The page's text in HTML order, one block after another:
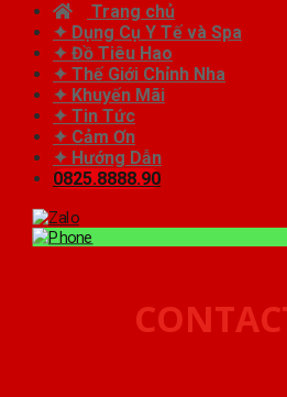
Trang chủ
✦ Dụng Cụ Y Tế và Spa
✦ Đồ Tiêu Hao
✦ Thế Giới Chỉnh Nha
✦ Khuyến Mãi
✦ Tin Tức
✦ Cảm Ơn
✦ Hướng Dẫn
0825.8888.90